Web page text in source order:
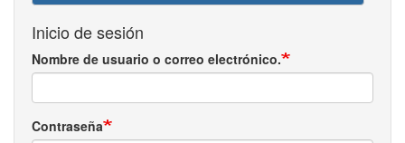
Inicio de sesión
Nombre de usuario o correo electrónico.
Contraseña